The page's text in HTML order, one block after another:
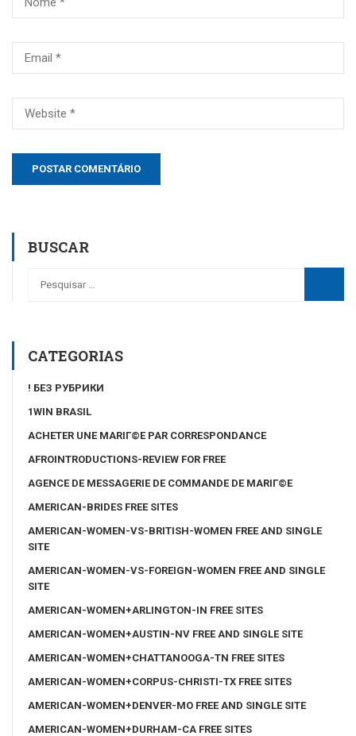
BUSCAR
CATEGORIAS
! БЕЗ РУБРИКИ
1WIN BRASIL
ACHETER UNE MARIГ©E PAR CORRESPONDANCE
AFROINTRODUCTIONS-REVIEW FOR FREE
AGENCE DE MESSAGERIE DE COMMANDE DE MARIГ©E
AMERICAN-BRIDES FREE SITES
AMERICAN-WOMEN-VS-BRITISH-WOMEN FREE AND SINGLE
SITE
AMERICAN-WOMEN-VS-FOREIGN-WOMEN FREE AND SINGLE
SITE
AMERICAN-WOMEN+ARLINGTON-IN FREE SITES
AMERICAN-WOMEN+AUSTIN-NV FREE AND SINGLE SITE
AMERICAN-WOMEN+CHATTANOOGA-TN FREE SITES
AMERICAN-WOMEN+CORPUS-CHRISTI-TX FREE SITES
AMERICAN-WOMEN+DENVER-MO FREE AND SINGLE SITE
AMERICAN-WOMEN+DURHAM-CA FREE SITES